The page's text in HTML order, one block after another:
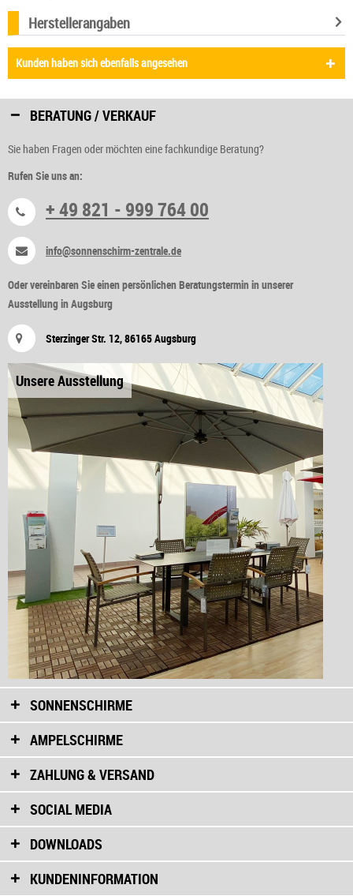
Herstellerangaben
Kunden haben sich ebenfalls angesehen
BERATUNG / VERKAUF
Sie haben Fragen oder möchten eine fachkundige Beratung?
Rufen Sie uns an:
+ 49 821 - 999 764 00
info@sonnenschirm-zentrale.de
Oder vereinbaren Sie einen persönlichen Beratungstermin in unserer
Ausstellung in Augsburg
Sterzinger Str. 12, 86165 Augsburg
Unsere Ausstellung
SONNENSCHIRME
AMPELSCHIRME
ZAHLUNG & VERSAND
SOCIAL MEDIA
DOWNLOADS
KUNDENINFORMATION